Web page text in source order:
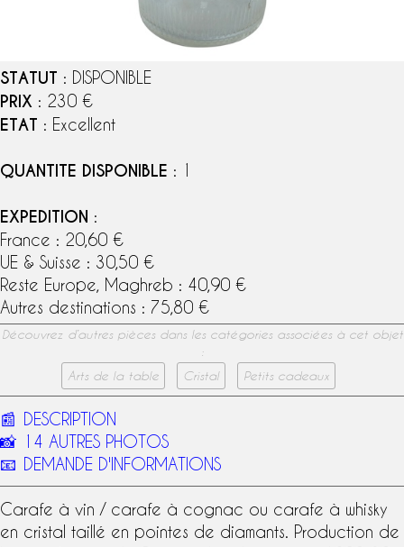
STATUT : DISPONIBLE
PRIX : 230 €
ETAT : Excellent
QUANTITE DISPONIBLE : 1
EXPEDITION :
France : 20,60 €
UE & Suisse : 30,50 €
Reste Europe, Maghreb : 40,90 €
Autres destinations : 75,80 €
Découvrez d’autres pièces dans les catégories associées à cet objet
:
Arts de la table
Cristal Petits cadeaux
📰 DESCRIPTION
📸 14 AUTRES PHOTOS
📧 DEMANDE D'INFORMATIONS
Carafe à vin / carafe à cognac ou carafe à whisky
en cristal taillé en pointes de diamants. Production de